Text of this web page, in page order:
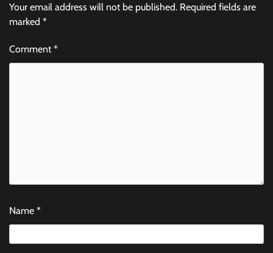
Your email address will not be published. Required fields are
marked *
Comment*
Name *